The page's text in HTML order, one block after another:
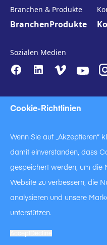
Cookie-Richtlinien
Wenn Sie auf „Akzeptieren“
damit einverstanden, dass
gespeichert werden, um die
Website zu verbessern, die
analysieren und unsere
unterstützen.
Branchen & Produkte
BranchenProdukte
Sozialen Medien
Code of Business Conduct |
Anti Slavery and Human
Terms of Use
© Langley Holdings plc 2023 | Alle